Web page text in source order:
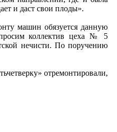
и даст свои плоды».
машин обязуется данную
просим коллектив цеха № 5
нечисти. По поручению
отремонтировали,